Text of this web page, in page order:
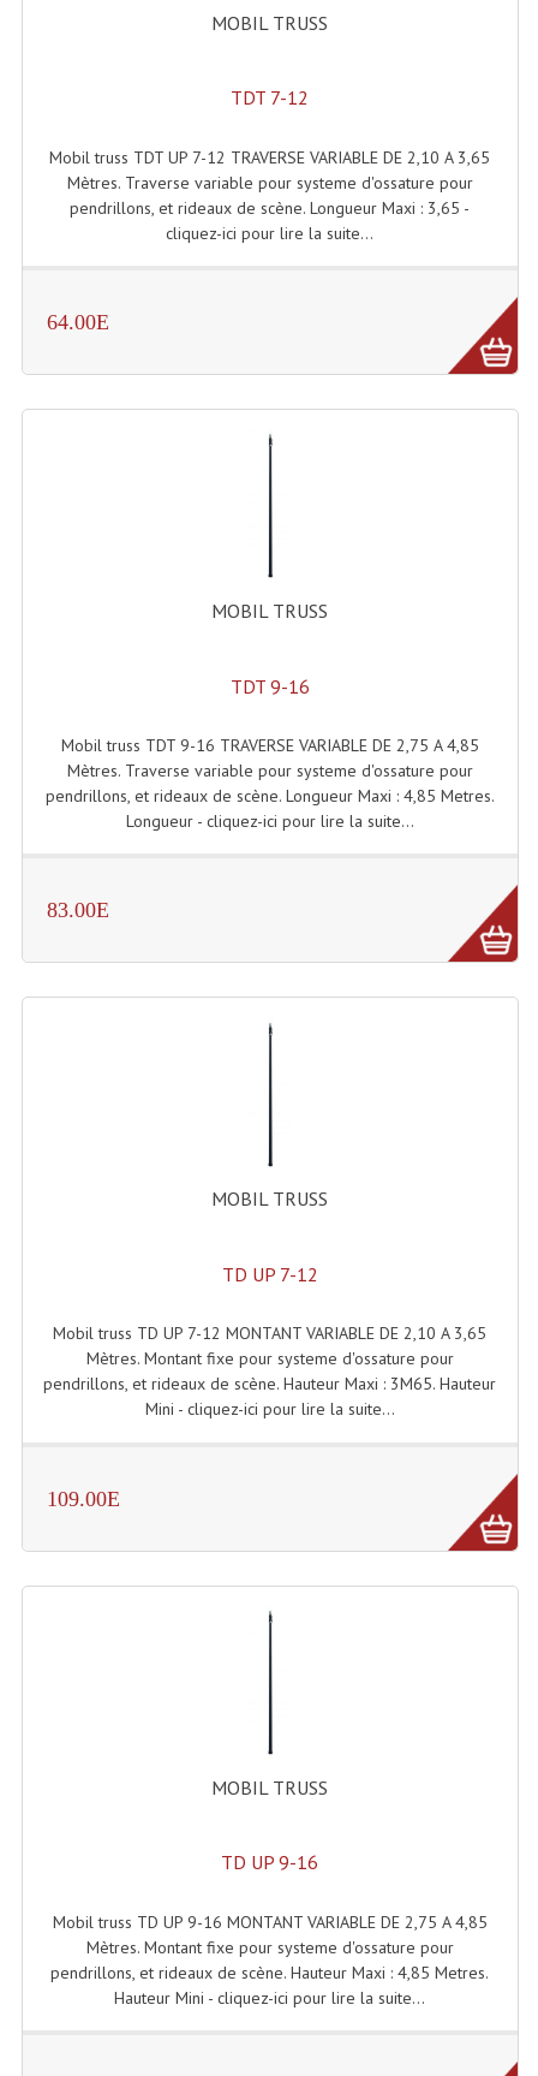
Haut-Parleurs Moteurs Tweeters Filtres
Filtres Passifs
Haut-Parleurs Amplis Guitare
Platines Disque Vinyles
Lecteurs Double Cd Mixage Intégrée
Lecteurs Lasers Simple Et Mp3 (rack 19")
Digital Package Et Logiciel
Enregistreur Numérique
Microphones Scène Et Studio
Microphones De Surface
Multi-Effets, Reverbes Etc...
Peripheriques Traitements Et Accessoires
Portes Voix Mégaphones
Table Mixages Et Contrôleurs & Consoles
Consoles Amplifiées
Lumière
Boules À Facettes
MOBIL TRUSS
TDT 7-12
Mobil truss TDT UP 7-12 TRAVERSE VARIABLE DE 2,10 A 3,65
Mètres. Traverse variable pour systeme d'ossature pour
pendrillons, et rideaux de scène. Longueur Maxi : 3,65 -
cliquez-ici pour lire la suite...
64.00E
MOBIL TRUSS
TDT 9-16
Mobil truss TDT 9-16 TRAVERSE VARIABLE DE 2,75 A 4,85
Mètres. Traverse variable pour systeme d'ossature pour
pendrillons, et rideaux de scène. Longueur Maxi : 4,85 Metres.
Longueur - cliquez-ici pour lire la suite...
83.00E
MOBIL TRUSS
TD UP 7-12
Mobil truss TD UP 7-12 MONTANT VARIABLE DE 2,10 A 3,65
Mètres. Montant fixe pour systeme d'ossature pour
pendrillons, et rideaux de scène. Hauteur Maxi : 3M65. Hauteur
Mini - cliquez-ici pour lire la suite...
109.00E
MOBIL TRUSS
TD UP 9-16
Mobil truss TD UP 9-16 MONTANT VARIABLE DE 2,75 A 4,85
Mètres. Montant fixe pour systeme d'ossature pour
pendrillons, et rideaux de scène. Hauteur Maxi : 4,85 Metres.
Hauteur Mini - cliquez-ici pour lire la suite...